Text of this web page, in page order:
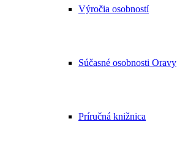
Výročia osobností
Súčasné osobnosti Oravy
Príručná knižnica